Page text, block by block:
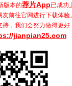
版本的荐片App已成功
前往官网进行下载体验。
，我们会努力做得更好
jianpian25.com
偶遇博士生陶然，
陶然永留过去，最终
下载和在线播